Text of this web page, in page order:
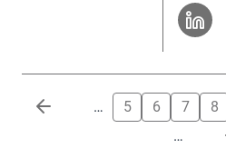
Paginación … 5 6 7 8
…